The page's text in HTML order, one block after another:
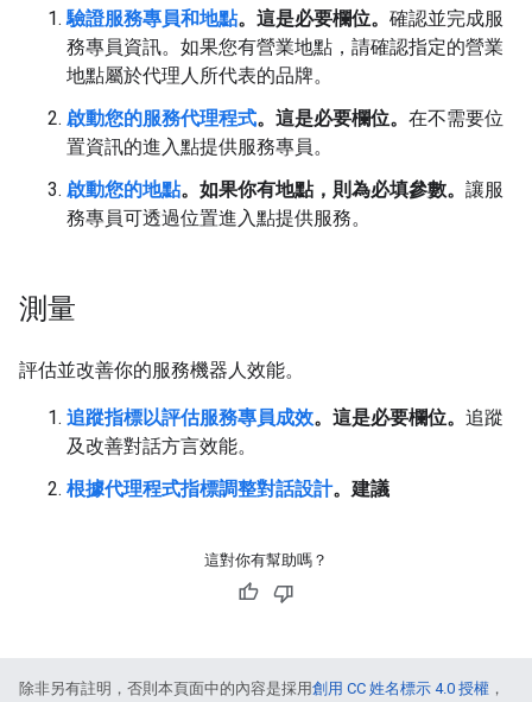
驗證服務專員和地點。這是必要欄位。 確認並完成服
務專員資訊。如果您有營業地點，請確認指定的營業
地點屬於代理人所代表的品牌。
啟動您的服務代理程式。這是必要欄位。 在不需要位
置資訊的進入點提供服務專員。
啟動您的地點。如果你有地點，則為必填參數。 讓服
務專員可透過位置進入點提供服務。
測量
評估並改善你的服務機器人效能。
追蹤指標以評估服務專員成效。這是必要欄位。 追蹤
及改善對話方言效能。
根據代理程式指標調整對話設計。建議
這對你有幫助嗎？
除非另有註明，否則本頁面中的內容是採用創用 CC 姓名標示 4.0 授權 ，